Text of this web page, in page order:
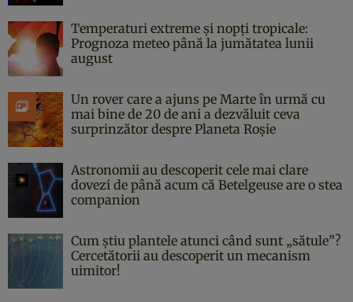
Temperaturi extreme și nopți tropicale:
Prognoza meteo până la jumătatea lunii
august
Un rover care a ajuns pe Marte în urmă cu
mai bine de 20 de ani a dezvăluit ceva
surprinzător despre Planeta Roșie
Astronomii au descoperit cele mai clare
dovezi de până acum că Betelgeuse are o stea
companion
Cum știu plantele atunci când sunt „sătule”?
Cercetătorii au descoperit un mecanism
uimitor!